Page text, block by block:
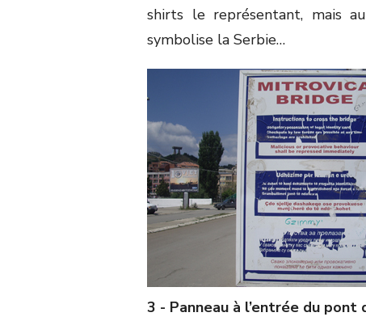
shirts le représentant, mais
symbolise la Serbie…
3 - Panneau à l’entrée du